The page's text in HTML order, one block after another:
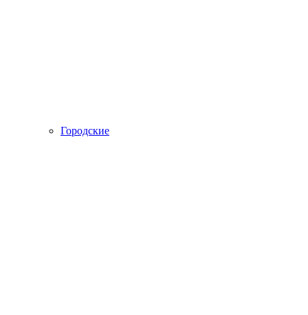
Городские